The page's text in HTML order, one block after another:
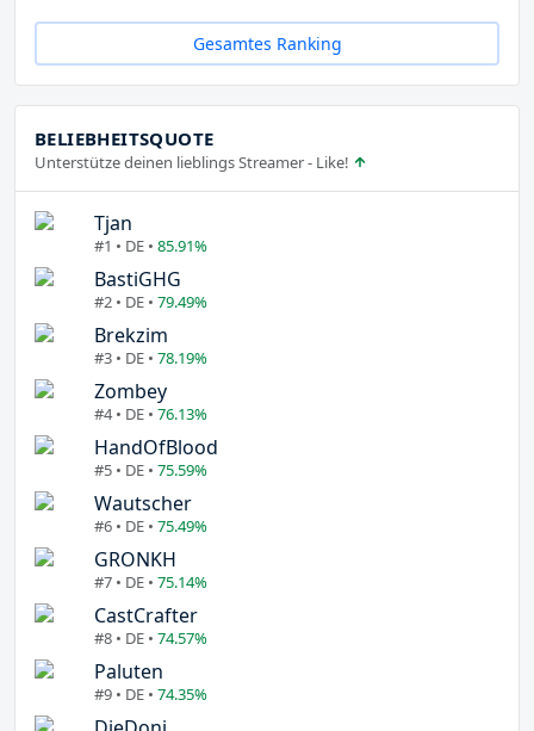
Gesamtes Ranking
BELIEBHEITSQUOTE
Unterstütze deinen lieblings Streamer - Like!
Tjan
#1 • DE • 85.91%
BastiGHG
#2 • DE • 79.49%
Brekzim
#3 • DE • 78.19%
Zombey
#4 • DE • 76.13%
HandOfBlood
#5 • DE • 75.59%
Wautscher
#6 • DE • 75.49%
GRONKH
#7 • DE • 75.14%
CastCrafter
#8 • DE • 74.57%
Paluten
#9 • DE • 74.35%